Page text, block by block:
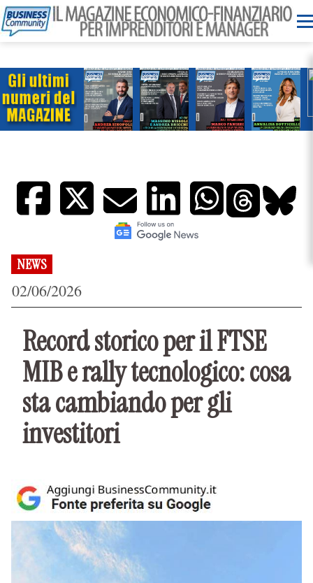
NEWS
02/06/2026
Record storico per il FTSE
MIB e rally tecnologico: cosa
sta cambiando per gli
investitori